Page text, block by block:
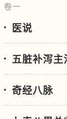
卷一
医说
五脏补泻主
奇经八脉